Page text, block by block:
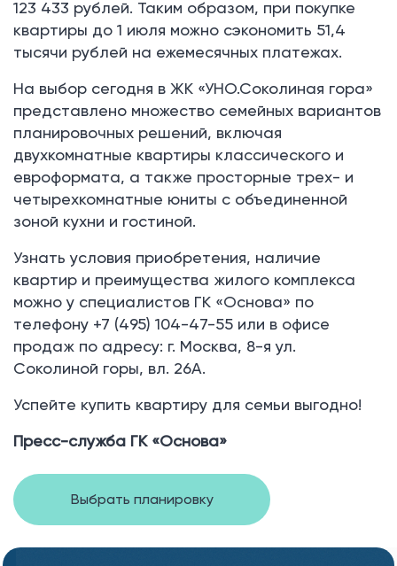
123 433 рублей. Таким образом, при покупке
квартиры до 1 июля можно сэкономить 51,4
тысячи рублей на ежемесячных платежах.
На выбор сегодня в ЖК «УНО.Соколиная гора»
представлено множество семейных вариантов
планировочных решений, включая
двухкомнатные квартиры классического и
евроформата, а также просторные трех- и
четырехкомнатные юниты с объединенной
зоной кухни и гостиной.
Узнать условия приобретения, наличие
квартир и преимущества жилого комплекса
можно у специалистов ГК «Основа» по
телефону +7 (495) 104-47-55 или в офисе
продаж по адресу: г. Москва, 8-я ул.
Соколиной горы, вл. 26А.
Успейте купить квартиру для семьи выгодно!
Пресс-служба ГК «Основа»
Выбрать планировку